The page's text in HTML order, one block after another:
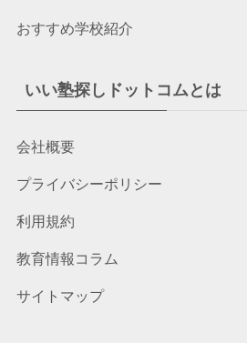
おすすめ学校紹介
いい塾探しドットコムとは
会社概要
プライバシーポリシー
利用規約
教育情報コラム
サイトマップ